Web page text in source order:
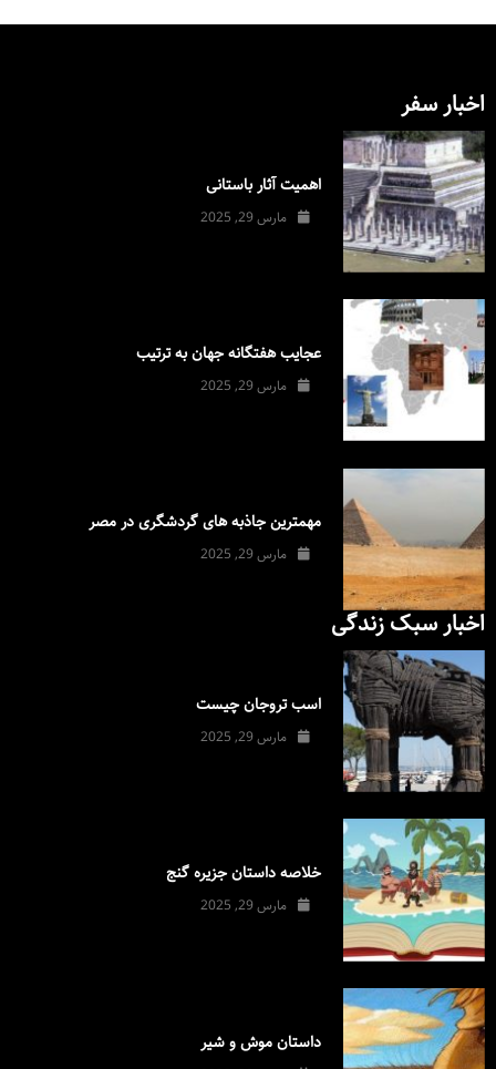
اخبار سفر
اهمیت آثار باستانی
مارس 29, 2025
عجایب هفتگانه جهان به ترتیب
مارس 29, 2025
مهمترین جاذبه های گردشگری در مصر
مارس 29, 2025
اخبار سبک زندگی
اسب تروجان چیست
مارس 29, 2025
خلاصه داستان جزیره گنج
مارس 29, 2025
داستان موش و شیر